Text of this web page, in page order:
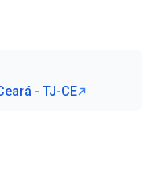
- TJ-CE